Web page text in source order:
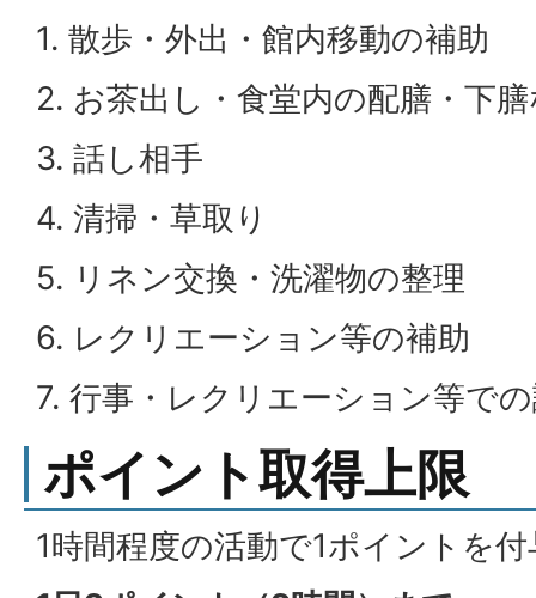
1. 散歩・外出・館内移動の補助
2. お茶出し・食堂内の配膳・下
3. 話し相手
4. 清掃・草取り
5. リネン交換・洗濯物の整理
6. レクリエーション等の補助
7. 行事・レクリエーション等で
ポイント取得上限
1時間程度の活動で1ポイントを付